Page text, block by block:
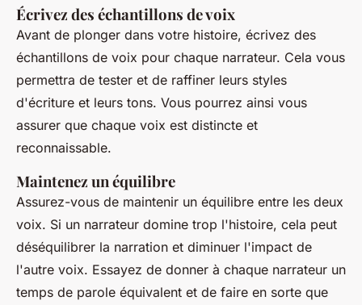
Écrivez des échantillons de voix
Avant de plonger dans votre histoire, écrivez des
échantillons de voix pour chaque narrateur. Cela vous
permettra de tester et de raffiner leurs styles
d'écriture et leurs tons. Vous pourrez ainsi vous
assurer que chaque voix est distincte et
reconnaissable.
Maintenez un équilibre
Assurez-vous de maintenir un équilibre entre les deux
voix. Si un narrateur domine trop l'histoire, cela peut
déséquilibrer la narration et diminuer l'impact de
l'autre voix. Essayez de donner à chaque narrateur un
temps de parole équivalent et de faire en sorte que